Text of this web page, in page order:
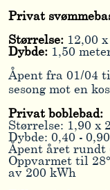
Privat
Størrelse:12,00 x
Dybde:1,50
Åpent fra 01/04
sesong mot en
Privat boblebad:
Størrelse: 1,90 x
Dybde: 0,40 -
Åpent året rundt
Oppvarmet til
av 200 kWh